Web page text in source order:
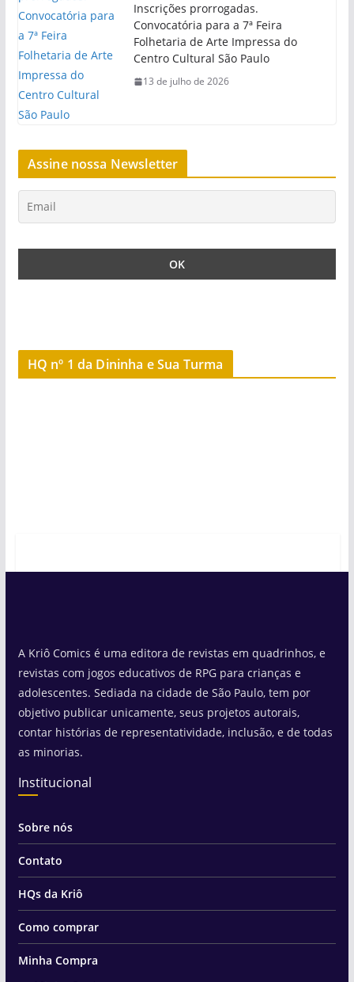
Inscrições prorrogadas.
Convocatória para a 7ª Feira
Folhetaria de Arte Impressa do
Centro Cultural São Paulo
13 de julho de 2026
Assine nossa Newsletter
HQ nº 1 da Dininha e Sua Turma
A Kriô Comics é uma editora de revistas em quadrinhos, e
revistas com jogos educativos de RPG para crianças e
adolescentes. Sediada na cidade de São Paulo, tem por
objetivo publicar unicamente, seus projetos autorais,
contar histórias de representatividade, inclusão, e de todas
as minorias.
Institucional
Sobre nós
Contato
HQs da Kriô
Como comprar
Minha Compra